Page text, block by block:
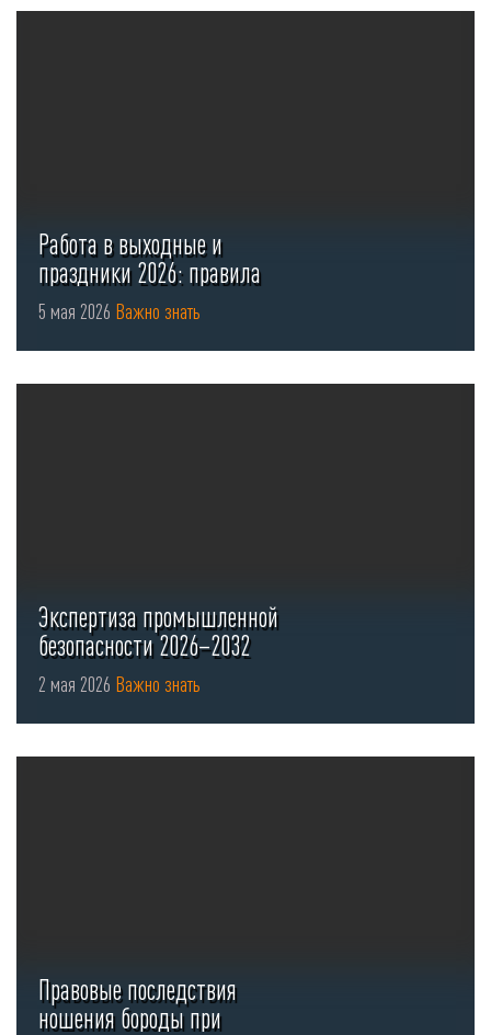
Работа в выходные и
праздники 2026: правила
оформления ...
5 мая 2026 Важно знать
Экспертиза промышленной
безопасности 2026–2032
2 мая 2026 Важно знать
Правовые последствия
ношения бороды при